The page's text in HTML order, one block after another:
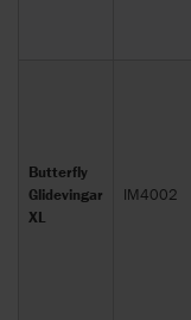
Butterfly
Glidevingar
XL
IM4002